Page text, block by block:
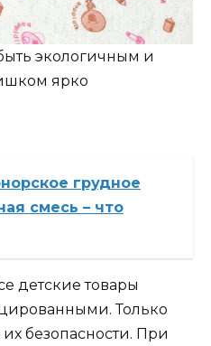
экологичным и
ярко
грудное
смесь – что
детские товары
Только
безопасности. При